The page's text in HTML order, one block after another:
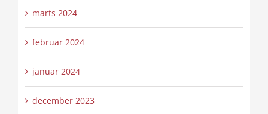
marts 2024
februar 2024
januar 2024
december 2023